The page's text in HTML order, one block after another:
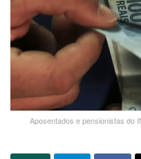
Aposentados e pensionistas do